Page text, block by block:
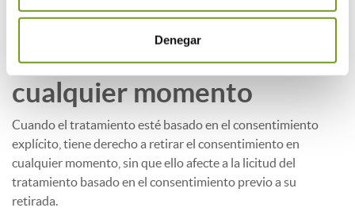
Denegar
consentimiento prestado
para el tratamiento en
cualquier momento
Cuando el tratamiento esté basado en el consentimiento
explícito, tiene derecho a retirar el consentimiento en
cualquier momento, sin que ello afecte a la licitud del
tratamiento basado en el consentimiento previo a su
retirada.